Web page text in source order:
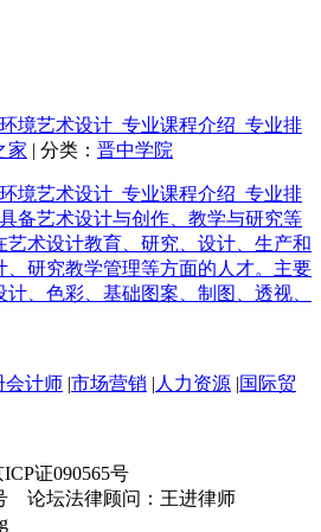
境艺术设计_专业课程介绍_专业排
家 | 分类： 晋中学院
境艺术设计_专业课程介绍_专业排
备艺术设计与创作、教学与研究等
术设计教育、研究、设计、生产和
、研究教学管理等方面的人才。主要
、色彩、基础图案、制图、透视、
会计师 |市场营销 | 人力资源 |国际贸
证090565号
论坛法律顾问：王进律师